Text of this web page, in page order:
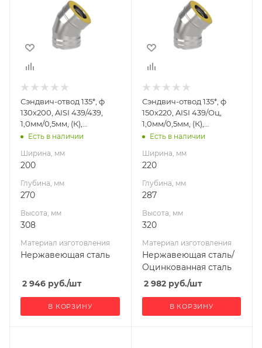
Глубина, мм
Высота, мм
308
Материал
Нержавеющая
сталь
Производитель
УМК
Сэндвич-отвод 135*, ф
130х200, AISI 439/439,
1,0мм/0,5мм, (К),
удл=60мм
Есть в наличии
Ширина, мм
200
Глубина, мм
270
Высота, мм
308
Материал изготовления
Нержавеющая сталь
2 946 руб./шт
В КОРЗИНУ
Глубина, мм
Высота, мм
320
Материал
Нержавеющая
сталь/
Оцинкованная
сталь
УМК
Сэндвич-отвод 135*, ф
150х220, AISI 439/Оц,
1,0мм/0,5мм, (К),
удл=60мм
Есть в наличии
Ширина, мм
220
Глубина, мм
287
Высота, мм
320
Материал изготовления
Нержавеющая сталь/
Оцинкованная сталь
2 982руб./шт
В КОРЗИНУ